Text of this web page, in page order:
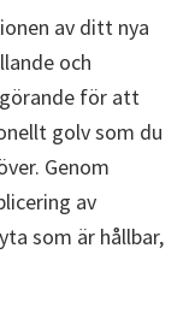
av ditt nya
och
för att
golv som du
Genom
av
som är hållbar,